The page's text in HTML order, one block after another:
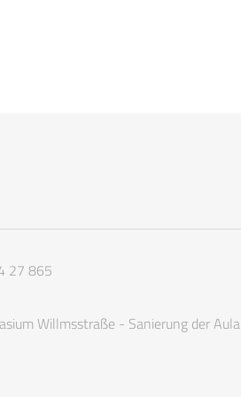
27 865
Willmsstraße - Sanierung der Aula